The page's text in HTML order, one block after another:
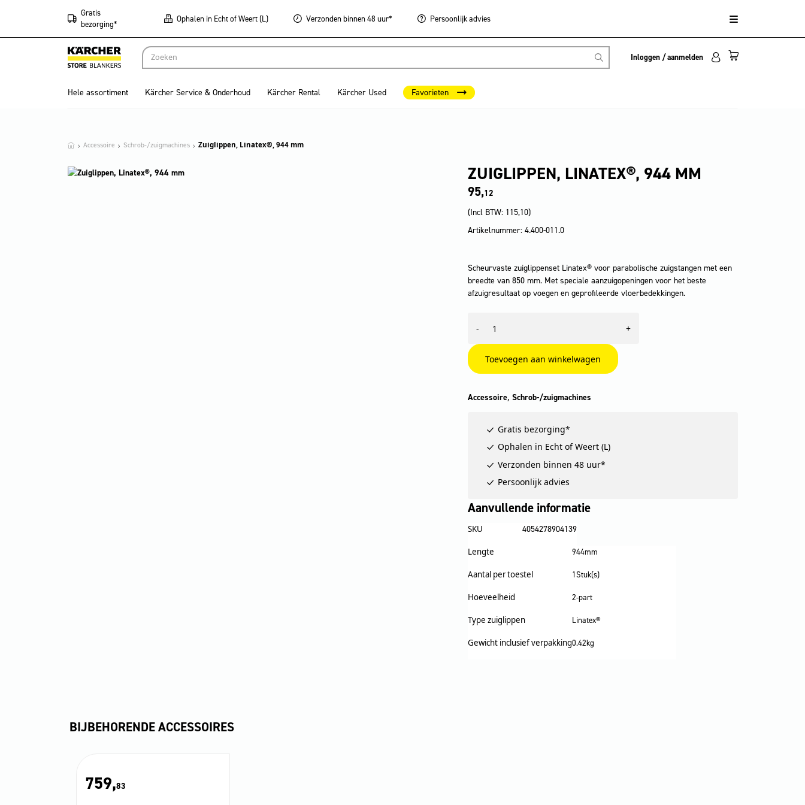
Gratis
bezorging*
Ophalen in Echt of Weert (L) Verzondenbinnen 48 uur* Persoonlijkadvies
Inloggen / aanmelden
Hele assortiment Kärcher Service & Onderhoud Kärcher Rental Kärcher Used Favorieten
Accessoire Schrob-/zuigmachines Zuiglippen, Linatex®, 944 mm
ZUIGLIPPEN, LINATEX®, 944 MM
95,12
(Incl BTW: 115,10)
Artikelnummer: 4.400-011.0
Scheurvaste zuiglippenset Linatex® voor parabolische zuigstangen met een
breedte van 850 mm. Met speciale aanzuigopeningen voor het beste
afzuigresultaat op voegen en geprofileerde vloerbedekkingen.
-
Linatex®,
mm
aantal
+
Toevoegen aan winkelwagen
Accessoire, Schrob-/zuigmachines
Gratis bezorging*
Ophalen in Echt of Weert (L)
Verzonden binnen 48 uur*
Persoonlijk advies
Aanvullende informatie
SKU 4054278904139
Lengte 944mm
Aantal per toestel 1Stuk(s)
Hoeveelheid 2-part
Type zuiglippen Linatex®
Gewicht inclusief verpakking0.42kg
BIJBEHORENDE ACCESSOIRES
759,83